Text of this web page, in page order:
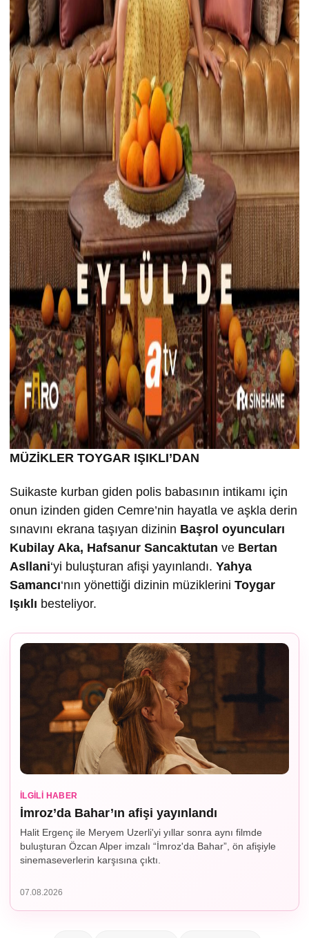
MÜZİKLER TOYGAR IŞIKLI’DAN
Suikaste kurban giden polis babasının intikamı için
onun izinden giden Cemre’nin hayatla ve aşkla derin
sınavını ekrana taşıyan dizinin Başrol oyuncuları
Kubilay Aka, Hafsanur Sancaktutan ve Bertan
Asllani‘yi buluşturan afişi yayınlandı. Yahya
Samancı‘nın yönettiği dizinin müziklerini Toygar
Işıklı besteliyor.
İLGILI HABER
İmroz’da Bahar’ın afişi yayınlandı
Halit Ergenç ile Meryem Uzerli'yi yıllar sonra aynı filmde
buluşturan Özcan Alper imzalı “İmroz'da Bahar”, ön afişiyle
sinemaseverlerin karşısına çıktı.
07.08.2026